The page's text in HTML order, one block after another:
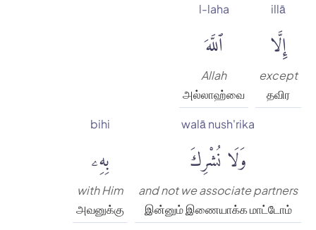
illā
إِلَّا
except
தவிர
l-laha
ٱللَّهَ
Allah
அல்லாஹ்வை
walā nush'rika
وَلَا نُشْرِكَ
and not we associate partners
இன்னும் இணையாக்க மாட்டோம்
bihi
بِهِۦ
with Him
அவனுக்கு